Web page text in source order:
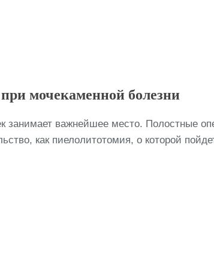
мочекаменной болезни
занимает важнейшее место. Полостные
как пиелолитотомия, о которой